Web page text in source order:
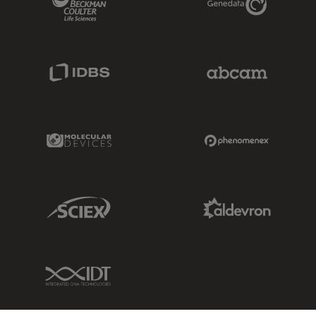
Molecular Devices Link
Sciex Link
IDT Link